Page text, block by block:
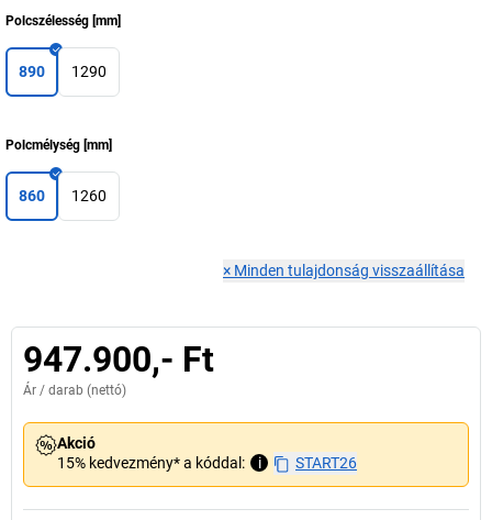
Polcszélesség [mm]
890 1290
Polcmélység [mm]
860 1260
× Minden tulajdonság visszaállítása
947.900,- Ft
Ár / darab (nettó)
Akció
15% kedvezmény* a kóddal:
i START26